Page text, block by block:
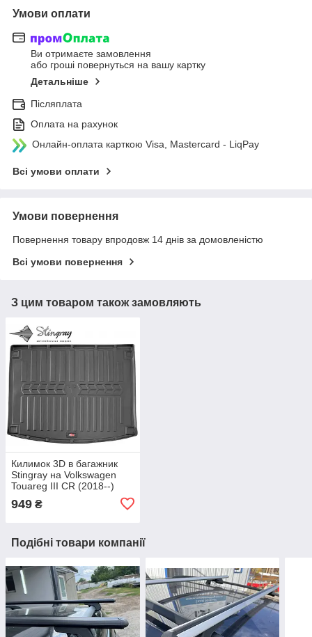
Умови оплати
Ви отримаєте замовлення
або гроші повернуться на вашу картку
Детальніше
Післяплата
Оплата на рахунок
Онлайн-оплата карткою Visa, Mastercard - LiqPay
Всі умови оплати
Умови повернення
Повернення товару впродовж 14 днів за домовленістю
Всі умови повернення
З цим товаром також замовляють
Килимок 3D в багажник
Stingray на Volkswagen
Touareg III CR (2018--)
949 ₴
Подібні товари компанії